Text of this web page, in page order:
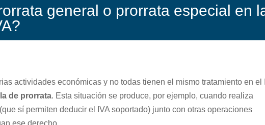
general o prorrata especial en
actividades económicas y no todas tienen el mismo tratamiento en el
de prorrata. Esta situación se produce, por ejemplo, cuando realiza
sí permiten deducir el IVA soportado) junto con otras operaciones
ese derecho.